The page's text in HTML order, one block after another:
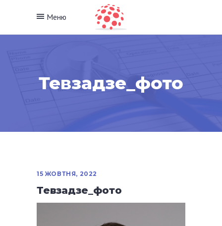
Меню
Тевзадзе_фото
15 ЖОВТНЯ, 2022
Тевзадзе_фото